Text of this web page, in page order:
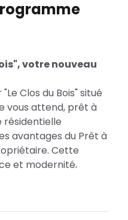
votre nouveau
Clos du Bois" situé
vous attend, prêt à
résidentielle
avantages du Prêt à
Cette
et modernité,